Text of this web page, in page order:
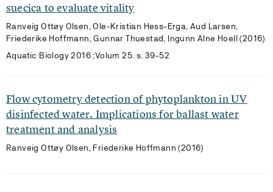
suecica to evaluate vitality
Ranveig Ottøy Olsen, Ole-Kristian Hess-Erga, Aud Larsen,
Friederike Hoffmann, Gunnar Thuestad, Ingunn Alne Hoell (2016)
Aquatic Biology 2016 ;Volum 25. s. 39-52
Flow cytometry detection of phytoplankton in UV
disinfected water. Implications for ballast water
treatment and analysis
Ranveig Ottøy Olsen, Friederike Hoffmann (2016)